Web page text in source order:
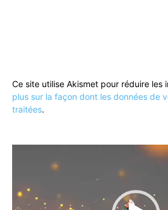
Ce site utilise Akismet pour réduire les
plus sur la façon dont les données de
traitées.